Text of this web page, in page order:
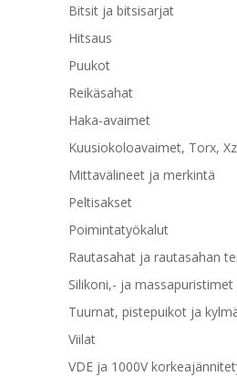
Bitsit ja bitsisarjat
Hitsaus
Puukot
Reikäsahat
Haka-avaimet
Kuusiokoloavaimet, Torx,
Mittavälineet ja merkintä
Peltisakset
Poimintatyökalut
Rautasahat ja rautasahan
Silikoni,- ja massapuristimet
Tuurnat, pistepuikot ja
Viilat
VDE ja 1000V